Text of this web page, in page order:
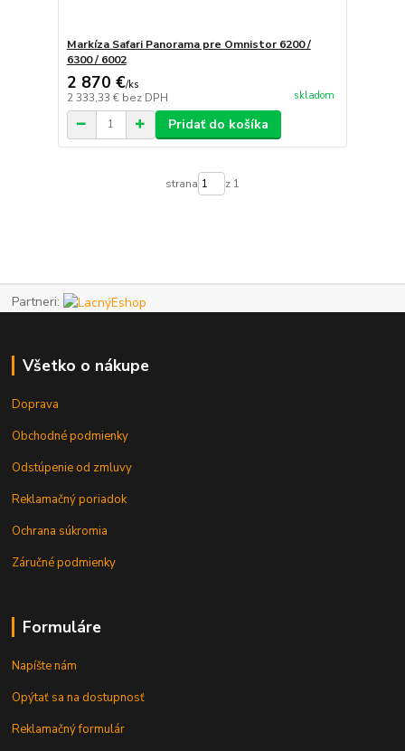
Markíza Safari Panorama pre Omnistor 6200 /
6300 / 6002
2 870 €/ks
2 333,33 € bez DPH skladom
Pridať do košíka
strana z 1
Partneri:
Všetko o nákupe
Doprava
Obchodné podmienky
Odstúpenie od zmluvy
Reklamačný poriadok
Ochrana súkromia
Záručné podmienky
Formuláre
Napíšte nám
Opýtať sa na dostupnosť
Reklamačný formulár